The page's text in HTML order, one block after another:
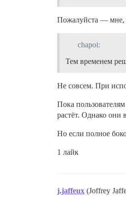
Пожалуйста — мне,
chapoi:
Тем временем
Не совсем. При
Пока
растёт. Однако они
Но если полное
1 лайк
j.jaffeux (Joffrey